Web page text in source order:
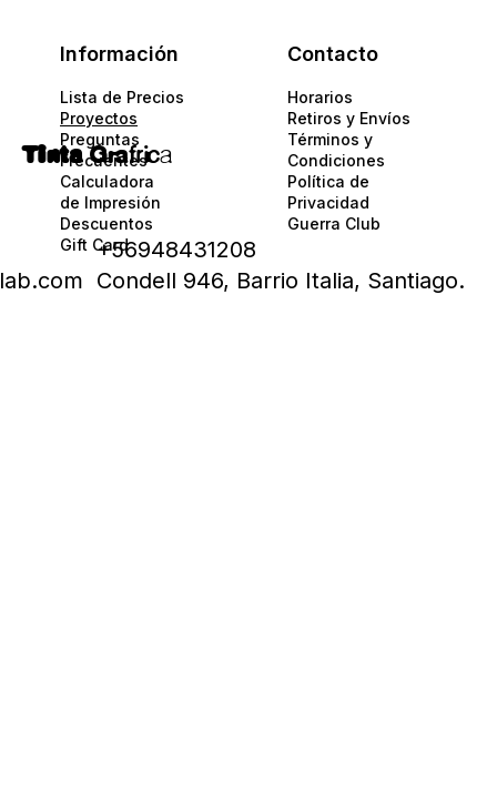
Información
Lista de Precios
Proyectos
Preguntas
Frecuentes
Calculadora
de Impresión
Descuentos
Gift Card
Contacto
Horarios
Retiros y Envíos
Términos y
Condiciones
Política de
Privacidad​​
Guerra Club
Tinta Grafrica
+56948431208
Condell 946, Barrio Italia, Santiago.